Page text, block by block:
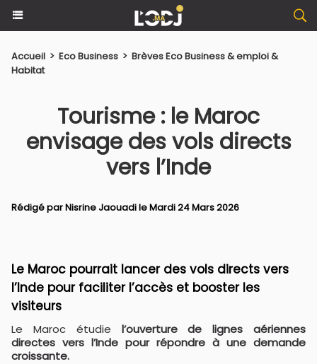
Accueil > Eco Business > Brèves Eco Business & emploi &
Habitat
Tourisme : le Maroc
envisage des vols directs
vers l’Inde
Rédigé parNisrine Jaouadile Mardi 24 Mars 2026
Le Maroc pourrait lancer des vols directs vers
l’Inde pour faciliter l’accès et booster les
visiteurs
Le Maroc étudie l’ouverture de lignes aériennes
directes vers l’Inde pour répondre à une demande
croissante.